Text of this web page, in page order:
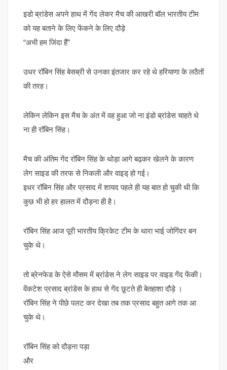
इडो ब्रांडेस अपने हाथ में गेंद लेकर मैच की आखरी बॉल भारतीय टीम
को यह बताने के लिए फेंकने के लिए दौड़े
“अभी हम जिंदा हैं”
उधर रॉबिन सिंह बेसब्री से उनका इंतजार कर रहे थे हरियाणा के लठैतों
की तरह।
लेकिन लेकिन इस मैच के अंत में वह हुआ जो ना इंडो ब्रांडेस चाहते थे
ना ही रॉबिन सिंह।
मैच की अंतिम गेंद रॉबिन सिंह के थोड़ा आगे बढ़कर खेलने के कारण
लेग साइड की तरफ से निकली और वाइड् हो गई।
इधर रॉबिन सिंह और प्रसाद में शायद पहले ही यह बात हो चुकी थी कि
कुछ भी हो हर हालत में दौड़ना ही है।
रॉबिन सिंह आज पूरी भारतीय क्रिकेट टीम के थारा भाई जोगिंदर बन
चुके थे।
तो ब्रेनफेड के ऐसे मौसम में ब्रांडेस ने लेग साइड पर वाइड गेंद फेंकी।
वेंकटेश प्रसाद ब्रांडेस के हाथ से गेंद छूटते ही बेतहाशा दौड़े ।
रॉबिन सिंह ने पीछे पलट कर देखा तब तक प्रसाद बहुत आगे तक आ
चुके थे।
रॉबिन सिंह को दौड़ना पड़ा
और